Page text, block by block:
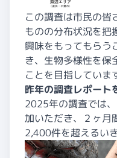
この調査は市民の皆
ものの分布状況を把
興味をもってもらう
き、生物多様性を保
ことを目指していま
昨年の調査レポート
2025年の調査では
加いただき、２ヶ月
2,400件を超えるい